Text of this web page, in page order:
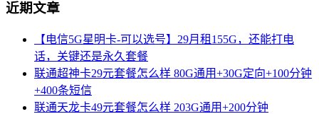
近期文章
【电信5G星明卡-可以选号】29月租155G，还能打电
话，关键还是永久套餐
联通超神卡29元套餐怎么样 80G通用+30G定向+100分钟
+400条短信
联通天龙卡49元套餐怎么样 203G通用+200分钟